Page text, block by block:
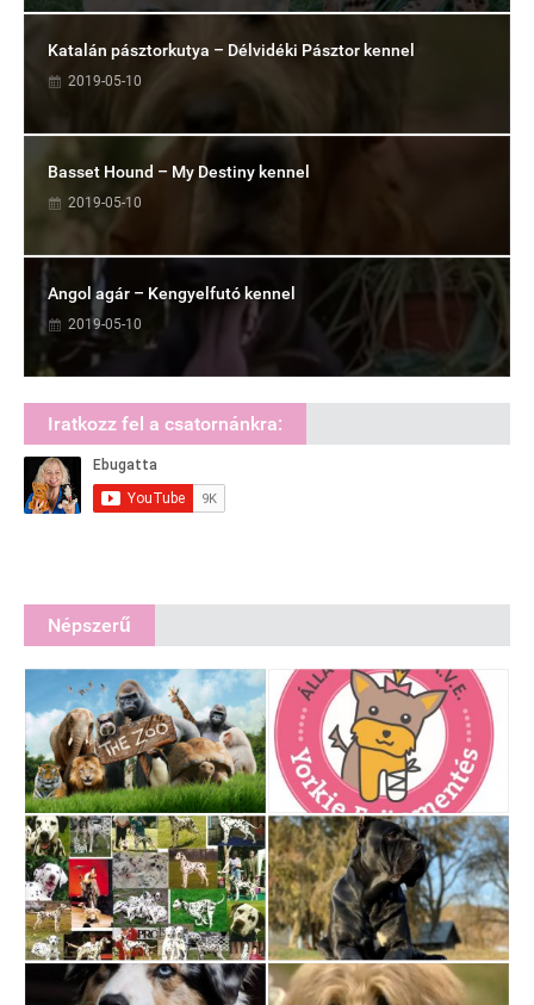
Katalán pásztorkutya – Délvidéki Pásztor kennel
2019-05-10
Basset Hound – My Destiny kennel
2019-05-10
Angol agár – Kengyelfutó kennel
2019-05-10
Iratkozz fel a csatornánkra:
Népszerű